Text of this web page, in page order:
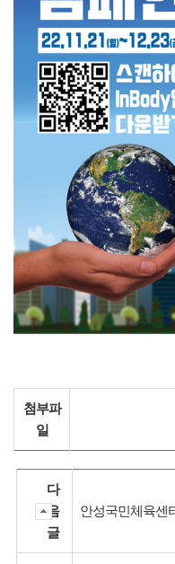
첨부파
일
다
음
글
안성국민체육센